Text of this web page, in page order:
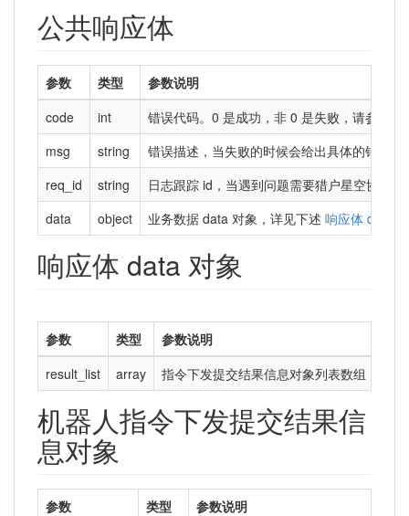
公共响应体
参数 类型
参数说明
code
int 错误代码。0 是成功，非 0 是失败，请参考
msg
string
错误描述，当失败的时候会给出具体的错误描
req_id
string
日志跟踪 id，当遇到问题需要猎户星空协助
data
object 业务数据 data 对象，详见下述 响应体 data
响应体 data 对象
参数 类型
参数说明
result_list
array 指令下发提交结果信息对象列表数组，数
机器人指令下发提交结果信
息对象
参数 类型
参数说明